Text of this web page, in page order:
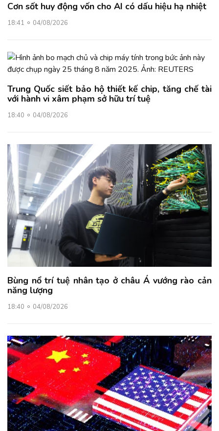
Cơn sốt huy động vốn cho AI có dấu hiệu hạ nhiệt
18:41 04/08/2026
Trung Quốc siết bảo hộ thiết kế chip, tăng chế tài
với hành vi xâm phạm sở hữu trí tuệ
18:40 04/08/2026
Bùng nổ trí tuệ nhân tạo ở châu Á vướng rào cản
năng lượng
18:40 04/08/2026